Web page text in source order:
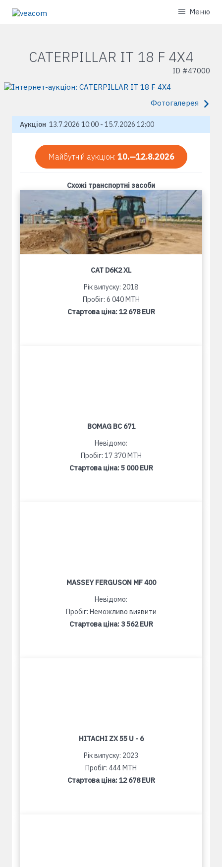
Меню
CATERPILLAR IT 18 F 4X4
ID #47000
Фотогалерея
Аукціон 13.7.2026 10:00 - 15.7.2026 12:00
Майбутній аукціон: 10.—12.8.2026
Схожі транспортні засоби
CAT D6K2 XL
Рік випуску: 2018
Пробіг: 6 040 MTH
Стартова ціна:12 678 EUR
BOMAG BC 671
Невідомо:
Пробіг: 17 370 MTH
Стартова ціна:5 000 EUR
MASSEY FERGUSON MF 400
Невідомо:
Пробіг: Неможливо виявити
Стартова ціна: 3 562 EUR
HITACHI ZX 55 U - 6
Рік випуску: 2023
Пробіг: 444 MTH
Стартова ціна:12 678 EUR